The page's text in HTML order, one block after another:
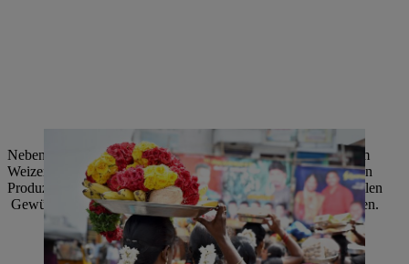
Neben dem Hauptnahrungsmittel Reis wird in Indien vor allem
Weizen angebaut. Außerdem ist das Land einer der weltgrößten
Produzenten von Zuckerrohr, Tee und Baumwolle. Weiter zählen
Gewürze zu den wichtigsten landwirtschaftlichen Erzeugnissen.